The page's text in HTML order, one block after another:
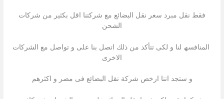
فقط نقل مبرد سعر نقل البضائع مع شركتنا اقل بكثیر من شركات
الشحن
المنافسھ لنا و لكى تتأكد من ذلك اتصل بنا على و تواصل مع الشركات
الاخرى
و ستجد اننا ارخص شركة نقل البضائع فى مصر و اكثرھم